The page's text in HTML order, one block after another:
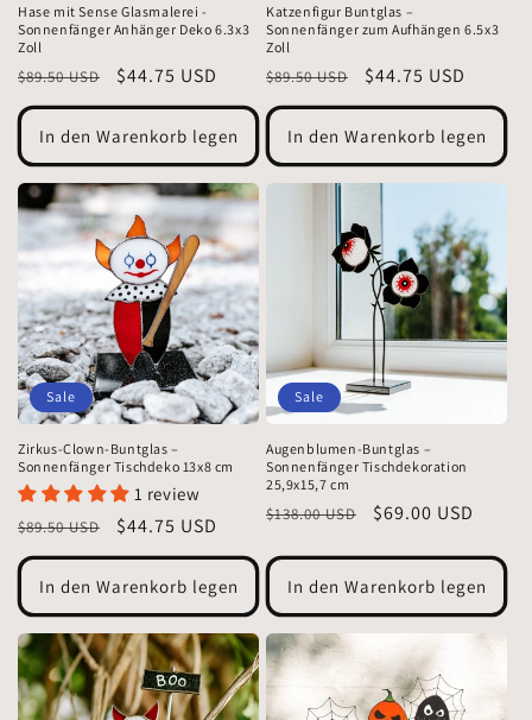
Hase mit Sense Glasmalerei -
Sonnenfänger Anhänger Deko 6.3x3
Zoll
Normaler
Preis
$89.50 USD Verkaufspreis
$44.75 USD
In den Warenkorb legen
Katzenfigur Buntglas –
Sonnenfänger zum Aufhängen 6.5x3
Zoll
Normaler
Preis
$89.50 USD Verkaufspreis
$44.75 USD
In den Warenkorb legen
Sale
Zirkus-Clown-Buntglas –
Sonnenfänger Tischdeko 13x8 cm
1 review
Normaler
Preis
$89.50 USD Verkaufspreis
$44.75 USD
In den Warenkorb legen
Sale
Augenblumen-Buntglas –
Sonnenfänger Tischdekoration
25,9x15,7 cm
Normaler
$138.00 USD Verkaufspreis
$69.00 USD
In den Warenkorb legen